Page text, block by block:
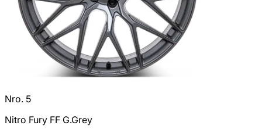
Nro. 5
Nitro Fury FF G.Grey